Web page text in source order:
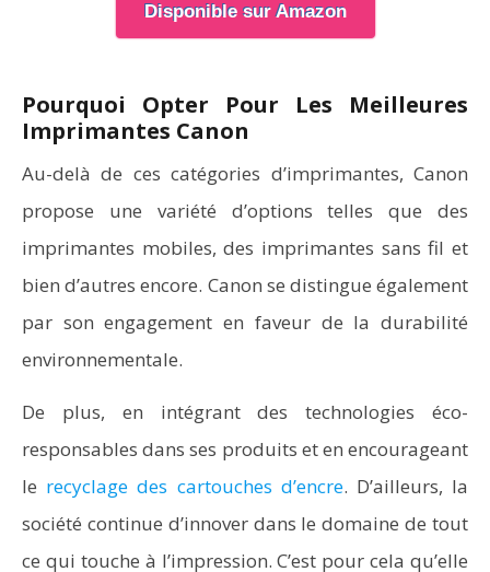
Disponible sur Amazon
Pourquoi Opter Pour Les Meilleures
Imprimantes Canon
Au-delà de ces catégories d’imprimantes, Canon
propose une variété d’options telles que des
imprimantes mobiles, des imprimantes sans fil et
bien d’autres encore. Canon se distingue également
par son engagement en faveur de la durabilité
environnementale.
De plus, en intégrant des technologies éco-
responsables dans ses produits et en encourageant
le recyclage des cartouches d’encre. D’ailleurs, la
société continue d’innover dans le domaine de tout
ce qui touche à l’impression. C’est pour cela qu’elle